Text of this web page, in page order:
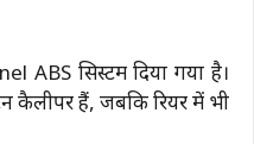
ABS सिस्टम दिया गया है।
कैलीपर हैं, जबकि रियर में भी